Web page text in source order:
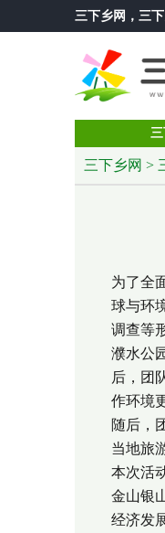
三下乡网 ，三
三下乡网 >
为了全
球与环
调查等
濮水公
后，团
作环境
随后，
当地旅
本次活
金山银
经济发